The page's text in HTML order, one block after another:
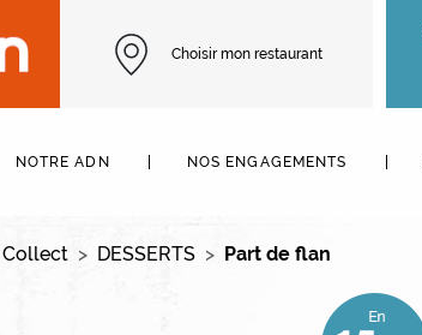
Choisir mon restaurant
NOTRE ADN NOS ENGAGEMENTS
DESSERTS Part de flan